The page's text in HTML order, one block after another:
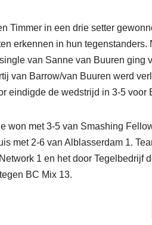
Timmer in een drie setter
erkennen in hun
van Sanne van Buuren ging
van Barrow/van Buuren werd
eindigde de wedstrijd in 3-5 voor
won met 3-5 van Smashing
met 2-6 van Alblasserdam 1.
1 en het door Tegelbedrijf
BC Mix 13.